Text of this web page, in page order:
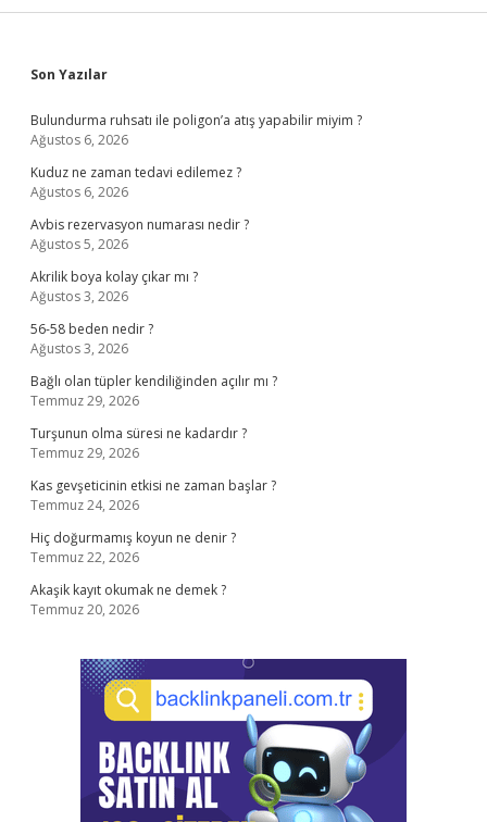
Sidebar
Son Yazılar
Bulundurma ruhsatı ile poligon’a atış yapabilir miyim ?
Ağustos 6, 2026
Kuduz ne zaman tedavi edilemez ?
Ağustos 6, 2026
Avbis rezervasyon numarası nedir ?
Ağustos 5, 2026
Akrilik boya kolay çıkar mı ?
Ağustos 3, 2026
56-58 beden nedir ?
Ağustos 3, 2026
Bağlı olan tüpler kendiliğinden açılır mı ?
Temmuz 29, 2026
Turşunun olma süresi ne kadardır ?
Temmuz 29, 2026
Kas gevşeticinin etkisi ne zaman başlar ?
Temmuz 24, 2026
Hiç doğurmamış koyun ne denir ?
Temmuz 22, 2026
Akaşik kayıt okumak ne demek ?
Temmuz 20, 2026